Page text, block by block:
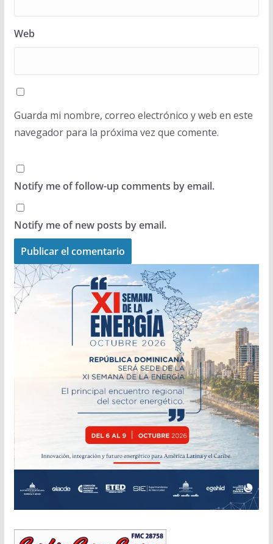
Web
Guarda mi nombre, correo electrónico y web en este
navegador para la próxima vez que comente.
Notify me of follow-up comments by email.
Notify me of new posts by email.